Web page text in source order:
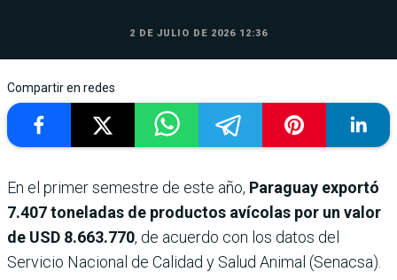
2 DE JULIO DE 2026 12:36
Compartir en redes
En el primer semestre de este año, Paraguay exportó
7.407 toneladas de productos avícolas por un valor
de USD 8.663.770, de acuerdo con los datos del
Servicio Nacional de Calidad y Salud Animal (Senacsa).